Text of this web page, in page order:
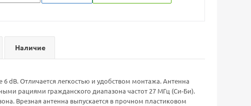
Наличие
dB. Отличается легкостью и удобством монтажа. Антенна
рациями гражданского диапазона частот 27 МГц (Си-Би).
Врезная антенна выпускается в прочном пластиковом